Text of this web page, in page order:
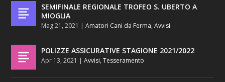
SEMIFINALE REGIONALE TROFEO S. UBERTO A
MIOGLIA
Mag 21, 2021 |Amatori Cani da Ferma,Avvisi
POLIZZE ASSICURATIVE STAGIONE 2021/2022
Apr 13, 2021 |Avvisi,Tesseramento